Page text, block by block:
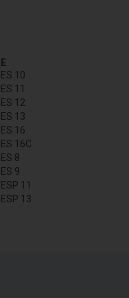
E
ES 10
ES 11
ES 12
ES 13
ES 16
ES 16C
ES 8
ES 9
ESP 11
ESP 13